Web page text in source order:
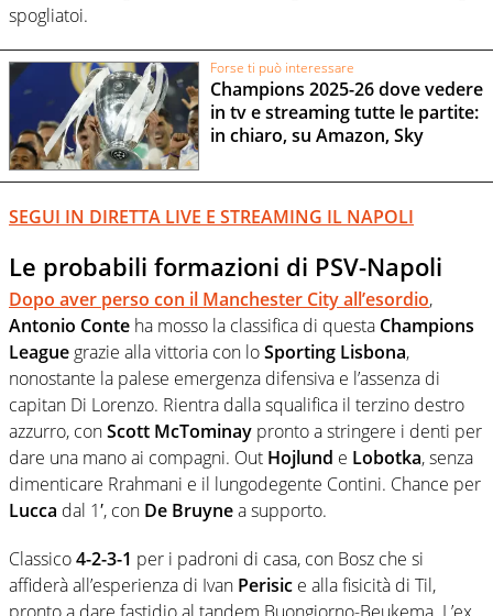
spogliatoi.
Forse ti può interessare
Champions 2025-26 dove vedere
in tv e streaming tutte le partite:
in chiaro, su Amazon, Sky
SEGUI IN DIRETTA LIVE E STREAMING IL NAPOLI
Le probabili formazioni di PSV-Napoli
Dopo aver perso con il Manchester City all’esordio,
Antonio Conte ha mosso la classifica di questa Champions
League grazie alla vittoria con loSporting Lisbona,
nonostante la palese emergenza difensiva e l’assenza di
capitan Di Lorenzo. Rientra dalla squalifica il terzino destro
azzurro, conScott McTominay pronto a stringere i denti per
dare una mano ai compagni. Out Hojlund e Lobotka, senza
dimenticare Rrahmani e il lungodegente Contini. Chance per
Lucca dal 1′, con De Bruynea supporto.
Classico4-2-3-1 per i padroni di casa, con Bosz che si
affiderà all’esperienza di Ivan Perisic e alla fisicità di Til,